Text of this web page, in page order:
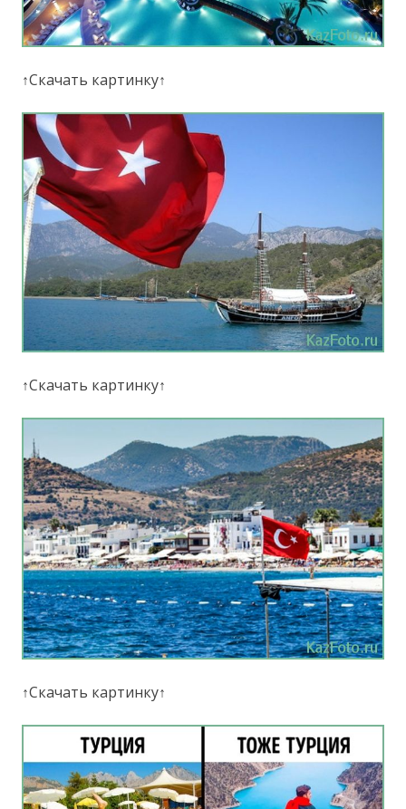
↑Скачать картинку↑
↑Скачать картинку↑
↑Скачать картинку↑